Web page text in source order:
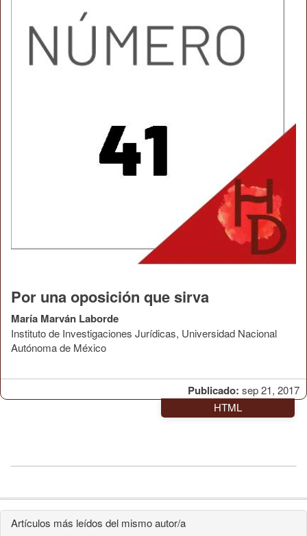
Publicado: sep 21, 2017
Por una oposición que sirva
María Marván Laborde
Instituto de Investigaciones Jurídicas, Universidad Nacional
Autónoma de México
HTML
Detalles
Artículos más leídos del mismo autor/a